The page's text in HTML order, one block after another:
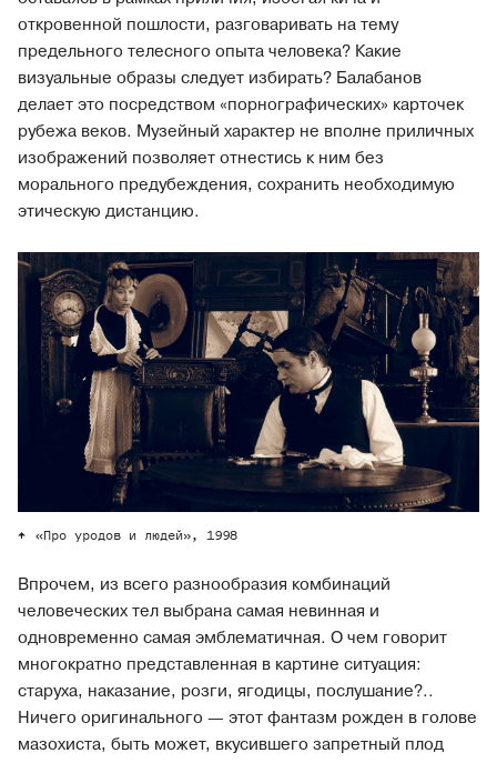
откровенной пошлости, разговаривать на тему
предельного телесного опыта человека? Какие
визуальные образы следует избирать? Балабанов
делает это посредством «порнографических» карточек
рубежа веков. Музейный характер не вполне приличных
изображений позволяет отнестись к ним без
морального предубеждения, сохранить необходимую
этическую дистанцию.
«Про уродов и людей», 1998
Впрочем, из всего разнообразия комбинаций
человеческих тел выбрана самая невинная и
одновременно самая эмблематичная. О чем говорит
многократно представленная в картине ситуация:
старуха, наказание, розги, ягодицы, послушание?..
Ничего оригинального — этот фантазм рожден в голове
мазохиста, быть может, вкусившего запретный плод